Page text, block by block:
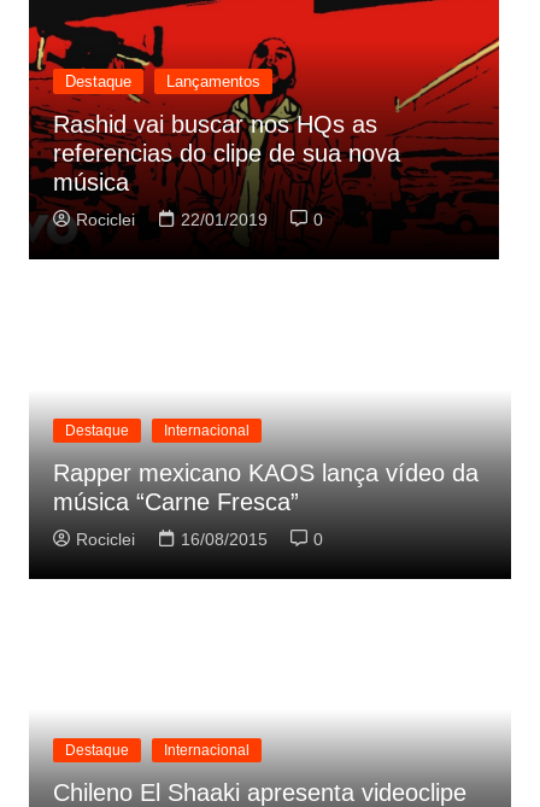
Destaque Lançamentos
Rashid vai buscar nos HQs as
referencias do clipe de sua nova
música
Rociclei 22/01/2019 0
Destaque Internacional
Rapper mexicano KAOS lança vídeo da
música “Carne Fresca”
Rociclei 16/08/2015 0
Destaque Internacional
Chileno El Shaaki apresenta videoclipe